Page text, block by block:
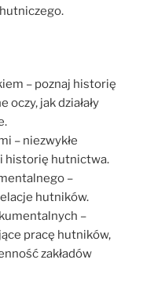
– poznaj historię
oczy, jak działały
– niezwykłe
historię hutnictwa.
–
hutników.
–
pracę hutników,
zakładów